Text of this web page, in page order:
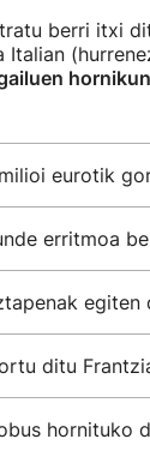
berri itxi
eurotik
erritmoa
ditu
hornituko